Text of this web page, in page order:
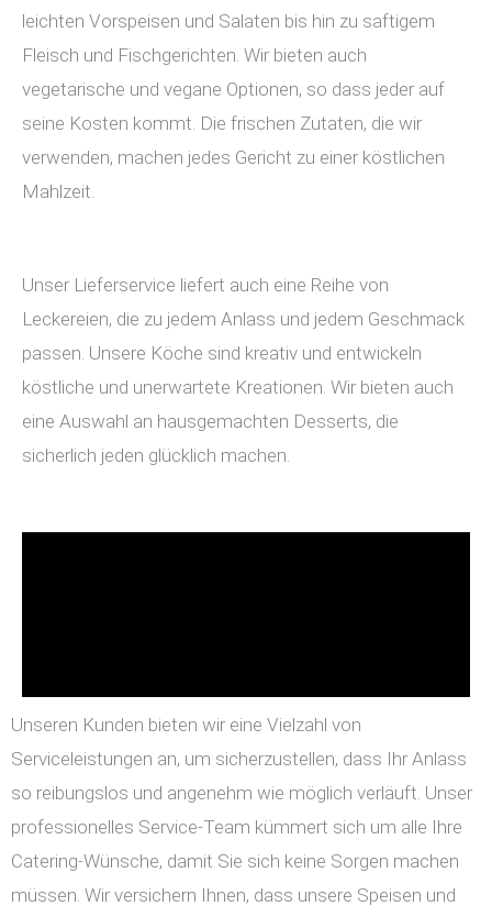
leichten Vorspeisen und Salaten bis hin zu saftigem
Fleisch und Fischgerichten. Wir bieten auch
vegetarische und vegane Optionen, so dass jeder auf
seine Kosten kommt. Die frischen Zutaten, die wir
verwenden, machen jedes Gericht zu einer köstlichen
Mahlzeit.
Unser Lieferservice liefert auch eine Reihe von
Leckereien, die zu jedem Anlass und jedem Geschmack
passen. Unsere Köche sind kreativ und entwickeln
köstliche und unerwartete Kreationen. Wir bieten auch
eine Auswahl an hausgemachten Desserts, die
sicherlich jeden glücklich machen.
Unseren Kunden bieten wir eine Vielzahl von
Serviceleistungen an, um sicherzustellen, dass Ihr Anlass
so reibungslos und angenehm wie möglich verläuft. Unser
professionelles Service-Team kümmert sich um alle Ihre
Catering-Wünsche, damit Sie sich keine Sorgen machen
müssen. Wir versichern Ihnen, dass unsere Speisen und